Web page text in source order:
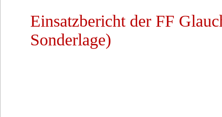
Einsatzbericht der FF
Sonderlage)